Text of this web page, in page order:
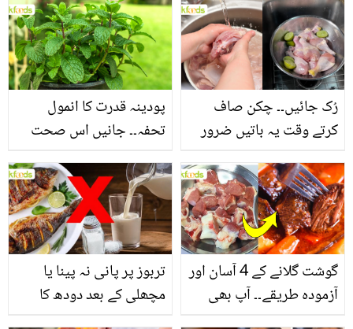
منرلز اور اینٹی آکسیڈنٹس
سے بھرپور اس سبزی کے
فائدے
بنانے کے چند قدرتی طریقے
پودینہ قدرت کا انمول
تحفہ۔۔ جانیں اس صحت
انگیز طبی فوائد
رُک جائیں۔۔ چکن صاف
کرتے وقت یہ باتیں ضرور
تربوز پر پانی نہ پینا یا
مچھلی کے بعد دودھ کا
گوشت گلانے کے 4 آسان اور
آزمودہ طریقے۔۔ آپ بھی